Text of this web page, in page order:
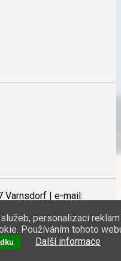
Varnsdorf | e-mail:
a není na ně právní
správnost údajů v letácích,
papírových letáků.
personalizaci reklam
Používáním tohoto
Další informace